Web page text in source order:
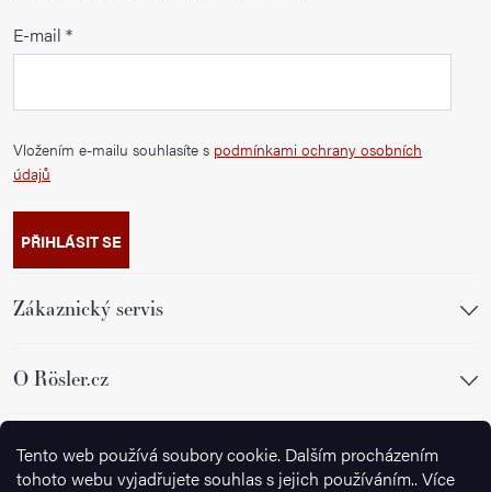
Tento web používá soubory cookie. Dalším procházením
tohoto webu vyjadřujete souhlas s jejich používáním.. Více
E-mail
Vložením e-mailu souhlasíte s podmínkami ochrany osobních
údajů
PŘIHLÁSIT SE
Zákaznický servis
O Rösler.cz
Sledujte nás